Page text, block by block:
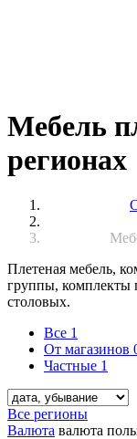
Мебель
регионах
Плетеная мебель,
группы, комплекты
столовых.
Все 1
От магазинов
Частные 1
Все регионы
Валюта валюта